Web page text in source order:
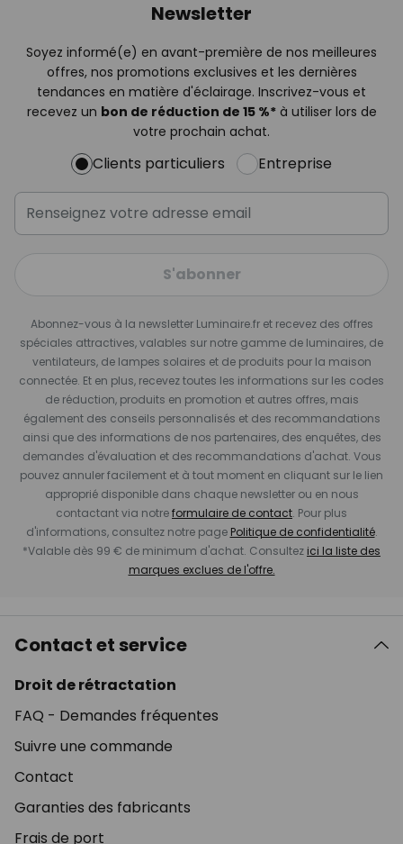
Newsletter
Soyez informé(e) en avant-première de nos meilleures
offres, nos promotions exclusives et les dernières
tendances en matière d'éclairage. Inscrivez-vous et
recevez un bon de réduction de 15 %*à utiliser lors de
votre prochain achat.
Clients particuliers Entreprise
S'abonner
Abonnez-vous à la newsletter Luminaire.fr et recevez des offres
spéciales attractives, valables sur notre gamme de luminaires, de
ventilateurs, de lampes solaires et de produits pour la maison
connectée. Et en plus, recevez toutes les informations sur les codes
de réduction, produits en promotion et autres offres, mais
également des conseils personnalisés et des recommandations
ainsi que des informations de nos partenaires, des enquêtes, des
demandes d'évaluation et des recommandations d'achat. Vous
pouvez annuler facilement et à tout moment en cliquant sur le lien
approprié disponible dans chaque newsletter ou en nous
contactant via notreformulaire de contact. Pour plus
d'informations, consultez notre page Politique de confidentialité.
*Valable dès 99 € de minimum d'achat. Consultez ici la liste des
marques exclues de l'offre.
Contact et service
Droit de rétractation
FAQ - Demandes fréquentes
Suivre une commande
Contact
Garanties des fabricants
Frais de port